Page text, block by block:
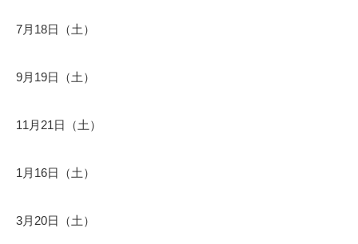
7月18日（土）
9月19日（土）
11月21日（土）
1月16日（土）
3月20日（土）